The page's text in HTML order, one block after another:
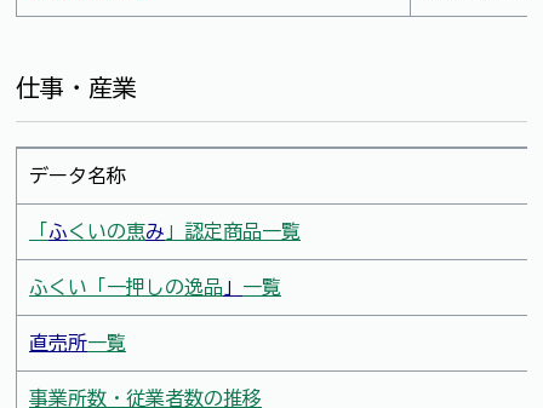
仕事・産業
データ名称
ふくいの恵み 」認定商品一覧
ふくい「一押しの逸品 」 一覧
直売所一覧
事業所数・従業者数の推移